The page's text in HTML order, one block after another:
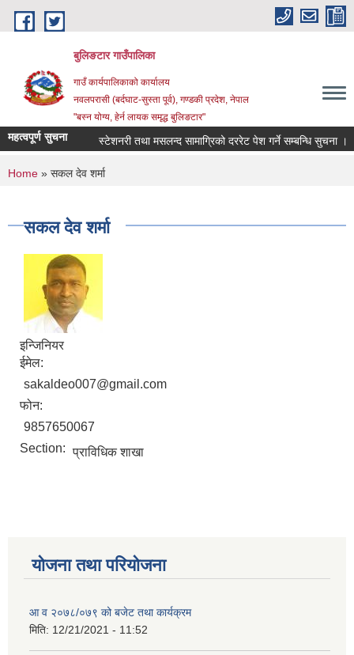
Skip to main content
बुलिङटार गाउँपालिका
गाउँ कार्यपालिकाको कार्यालय
नवलपरासी (बर्दघाट-सुस्ता पूर्व), गण्डकी प्रदेश, नेपाल
"बस्न योग्य, हेर्न लायक समृद्ध बुलिङटार"
महत्वपूर्ण सुचना स्टेशनरी तथा मसलन्द सामाग्रिको दररेट पेश गर्ने सम्बन्धि सुचना ।
You are here
Home » सकल देव शर्मा
सकल देव शर्मा
इन्जिनियर
ईमेल:
sakaldeo007@gmail.com
फोन:
9857650067
Section: प्राविधिक शाखा
योजना तथा परियोजना
आ व २०७८/०७९ को बजेट तथा कार्यक्रम
मिति: 12/21/2021 - 11:52